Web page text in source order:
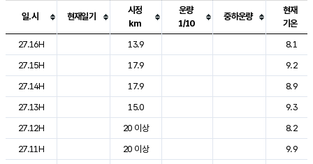
도시별 기상실황표로 지점, 날씨, 기온, 강수, 바람, 기압등을 안내한 표입
일.시 현재일기
시정
km
운량
1/10
중하운량
현재
기온
27.16H
13.9
8.1
27.15H
17.9
9.2
27.14H
17.9
8.9
27.13H
15.0
9.3
27.12H
20 이상
8.2
27.11H
20 이상
9.9